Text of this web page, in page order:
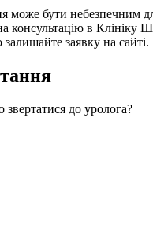
може бути небезпечним
консультацію в Клініку
залишайте заявку на сайті.
звертатися до уролога?